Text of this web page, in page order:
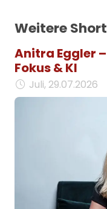
Weitere
Anitra Eggler
Fokus & KI
Juli, 29.07.2026